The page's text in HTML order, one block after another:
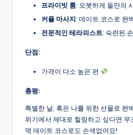
프라이빗 룸: 오붓하게 둘만의
커플 마사지: 데이트 코스로 완
전문적인 테라피스트: 숙련된
단점:
가격이 다소 높은 편
총평:
특별한 날, 혹은 나를 위한 선물로 완
위기에서 제대로 힐링하고 싶다면 무
역 데이트 코스로도 손색없어요!